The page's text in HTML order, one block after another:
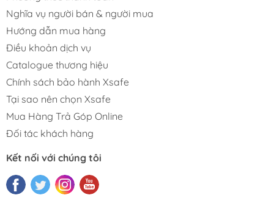
Nghĩa vụ người bán & người mua
Hướng dẫn mua hàng
Điều khoản dịch vụ
Catalogue thương hiệu
Chính sách bảo hành Xsafe
Tại sao nên chọn Xsafe
Mua Hàng Trả Góp Online
Đối tác khách hàng
Kết nối với chúng tôi